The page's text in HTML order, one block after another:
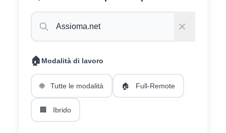
🏠 Modalità di lavoro
🌐 Tutte le modalità 🏠 Full-Remote
🏢 Ibrido